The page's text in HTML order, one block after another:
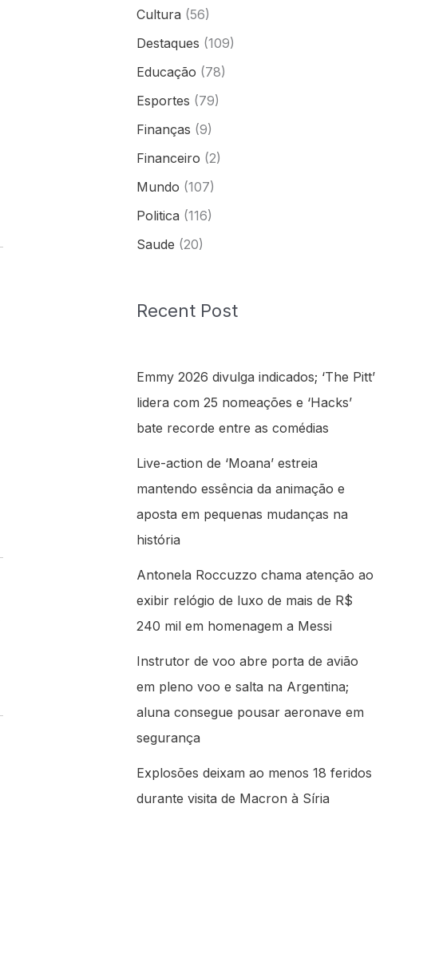
Cultura (56)
Destaques (109)
Educação (78)
Esportes (79)
Finanças (9)
Financeiro (2)
Mundo (107)
Politica (116)
Saude (20)
Recent Post
Emmy 2026 divulga indicados; ‘The Pitt’
lidera com 25 nomeações e ‘Hacks’
bate recorde entre as comédias
Live-action de ‘Moana’ estreia
mantendo essência da animação e
aposta em pequenas mudanças na
história
Antonela Roccuzzo chama atenção ao
exibir relógio de luxo de mais de R$
240 mil em homenagem a Messi
Instrutor de voo abre porta de avião
em pleno voo e salta na Argentina;
aluna consegue pousar aeronave em
segurança
Explosões deixam ao menos 18 feridos
durante visita de Macron à Síria